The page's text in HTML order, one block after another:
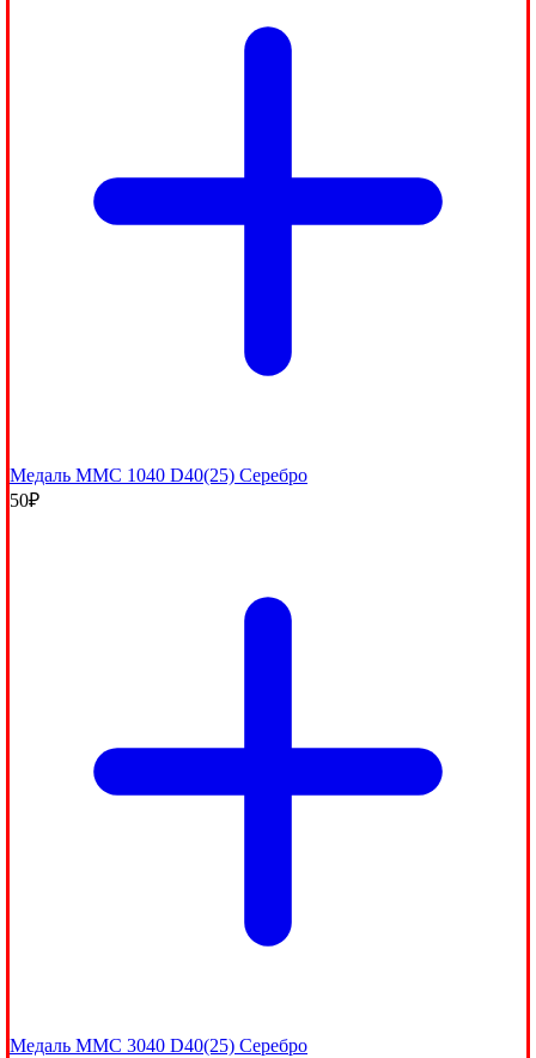
Медаль MMC 1040 D40(25) Серебро
50₽
Медаль MMC 3040 D40(25) Серебро